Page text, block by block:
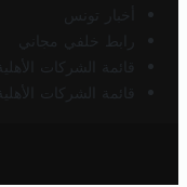
أخبار تونس
رابط خلفي مجاني
قائمة الشركات
قائمة الشركات